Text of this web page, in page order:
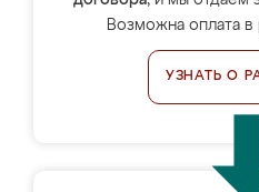
Возможна оплата в
УЗНАТЬ О